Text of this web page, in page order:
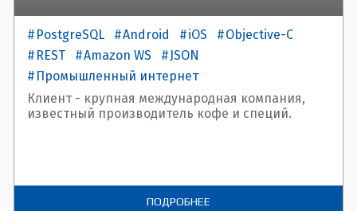
PostgreSQL Android iOS
Objective-C
REST
Amazon WS
JSON
Промышленный интернет
Встроенные системы
Клиент - крупная международная компания,
известный производитель кофе и специй.
ПОДРОБНЕЕ